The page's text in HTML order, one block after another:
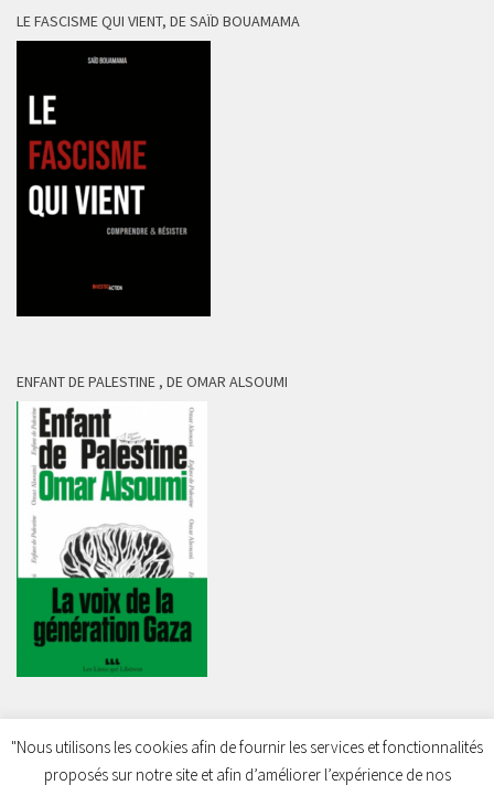
LE FASCISME QUI VIENT, DE SAÏD BOUAMAMA
ENFANT DE PALESTINE , DE OMAR ALSOUMI
"Nous utilisons les cookies afin de fournir les services et fonctionnalités
proposés sur notre site et afin d’améliorer l’expérience de nos